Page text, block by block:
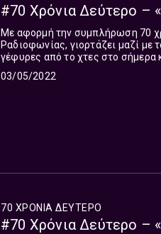
#70 Χρόνια Δεύτερο –
Με αφορμή την συμπλήρωση 70
Ραδιοφωνίας, γιορτάζει μαζί με
γέφυρες από το χτες στο σήμερα
03/05/2022
70 ΧΡΟΝΙΑ ΔΕΥΤΕΡΟ
#70 Χρόνια Δεύτερο –